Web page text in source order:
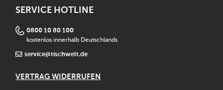
SERVICE HOTLINE
0800 10 80 100
kostenlos innerhalb Deutschlands
service@tischwelt.de
VERTRAG WIDERRUFEN